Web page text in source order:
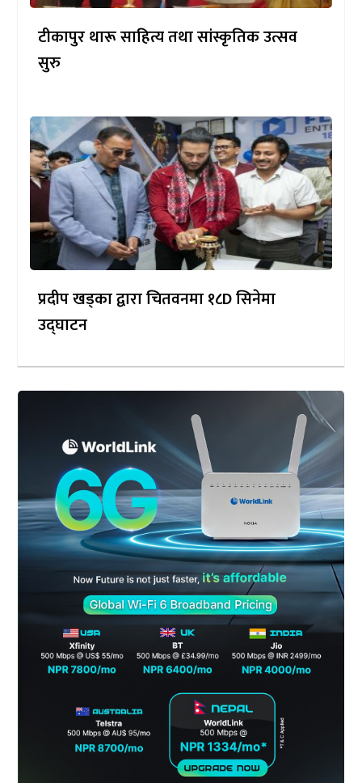
टीकापुर थारू साहित्य तथा सांस्कृतिक उत्सव
सुरु
प्रदीप खड्का द्वारा चितवनमा १८D सिनेमा
उद्घाटन